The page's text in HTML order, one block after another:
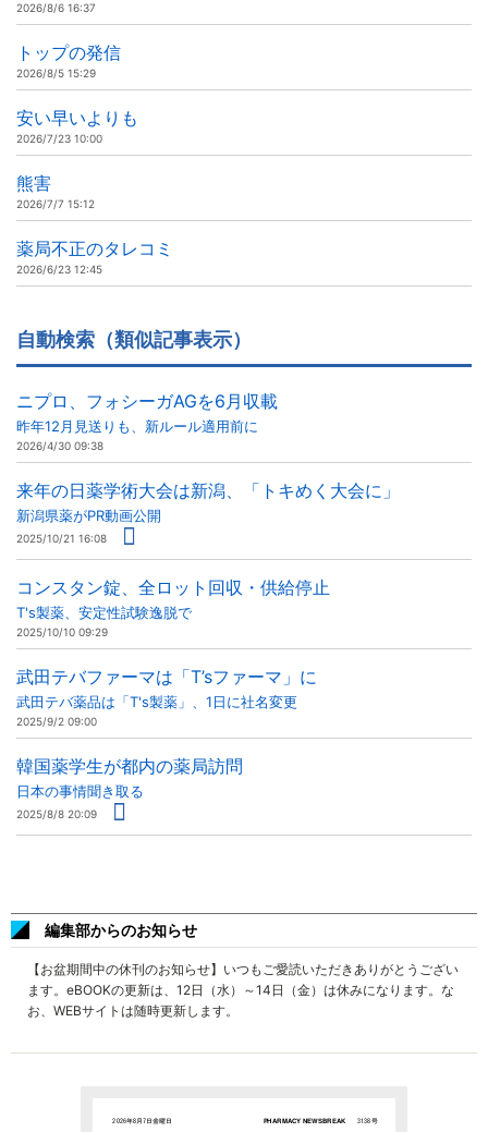
2026/8/6 16:37
トップの発信
2026/8/5 15:29
安い早いよりも
2026/7/23 10:00
熊害
2026/7/7 15:12
薬局不正のタレコミ
2026/6/23 12:45
自動検索（類似記事表示）
ニプロ、フォシーガAGを6月収載
昨年12月見送りも、新ルール適用前に
2026/4/30 09:38
来年の日薬学術大会は新潟、「トキめく大会に」
新潟県薬がPR動画公開
2025/10/21 16:08
コンスタン錠、全ロット回収・供給停止
T's製薬、安定性試験逸脱で
2025/10/10 09:29
武田テバファーマは「T’sファーマ」に
武田テバ薬品は「T's製薬」、1日に社名変更
2025/9/2 09:00
韓国薬学生が都内の薬局訪問
日本の事情聞き取る
2025/8/8 20:09
編集部からのお知らせ
【お盆期間中の休刊のお知らせ】いつもご愛読いただきありがとうござい
ます。eBOOKの更新は、12日（水）～14日（金）は休みになります。な
お、WEBサイトは随時更新します。